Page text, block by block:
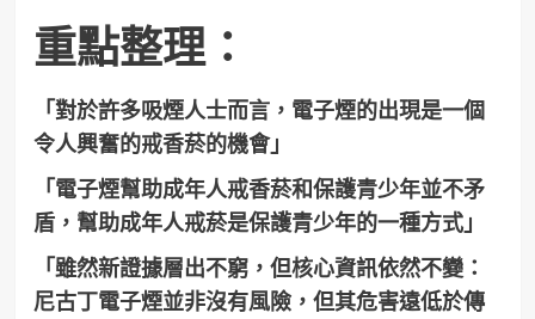
重點整理：
「對於許多吸煙人士而言，電子煙的出現是一個
令人興奮的戒香菸的機會」
「電子煙幫助成年人戒香菸和保護青少年並不矛
盾，幫助成年人戒菸是保護青少年的一種方式」
「雖然新證據層出不窮，但核心資訊依然不變：
尼古丁電子煙並非沒有風險，但其危害遠低於傳